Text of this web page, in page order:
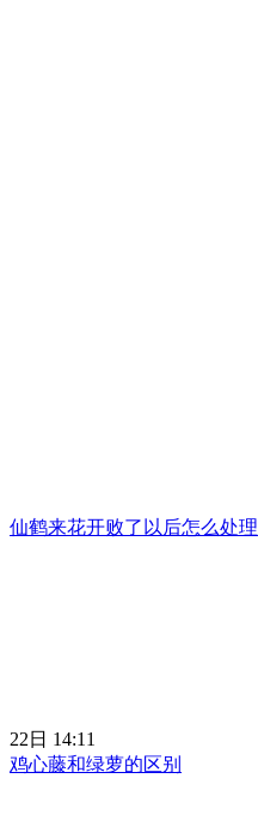
仙鹤来花开败了以后怎么处理
22日 14:11
鸡心藤和绿萝的区别